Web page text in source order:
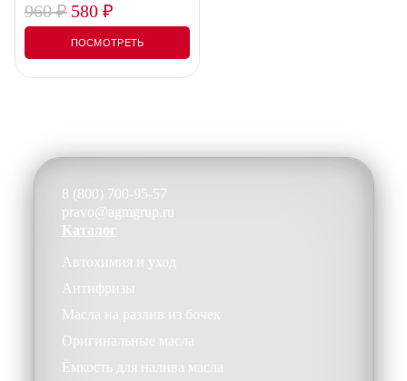
0
out
5
960₽ 580 ₽
ПОСМОТРЕТЬ
8 (800) 700-95-57
pravo@agmgrup.ru
Каталог
Автохимия и уход
Антифризы
Масла на разлив из бочек
Оригинальные масла
Ёмкость для налива масла